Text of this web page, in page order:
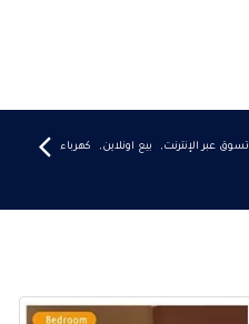
تسوق عبر الإنترنت, بيع اونلاين, كهرباء